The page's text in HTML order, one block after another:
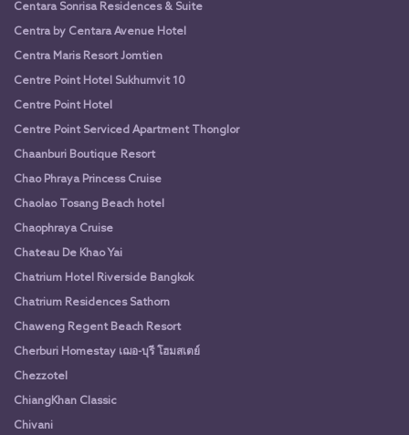
Centara Sonrisa Residences & Suite
Centra by Centara Avenue Hotel
Centra Maris Resort Jomtien
Centre Point Hotel Sukhumvit 10
Centre Point Hotel
Centre Point Serviced Apartment Thonglor
Chaanburi Boutique Resort
Chao Phraya Princess Cruise
Chaolao Tosang Beach hotel
Chaophraya Cruise
Chateau De Khao Yai
Chatrium Hotel Riverside Bangkok
Chatrium Residences Sathorn
Chaweng Regent Beach Resort
Cherburi Homestay เฌอ-บุรี โฮมสเตย์
Chezzotel
ChiangKhan Classic
Chivani